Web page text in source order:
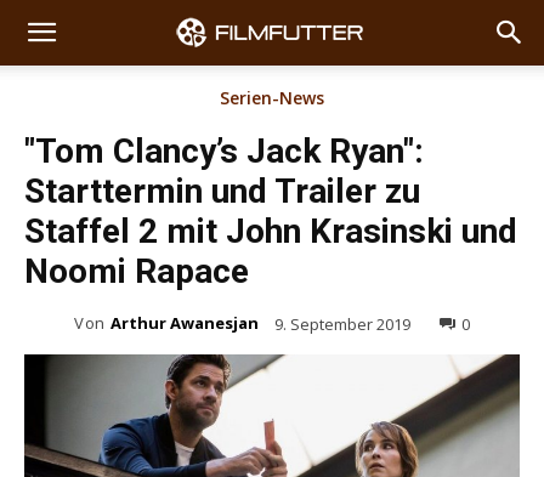
Serien-News
"Tom Clancy’s Jack Ryan":
Starttermin und Trailer zu
Staffel 2 mit John Krasinski und
Noomi Rapace
Von Arthur Awanesjan 9. September 2019 0